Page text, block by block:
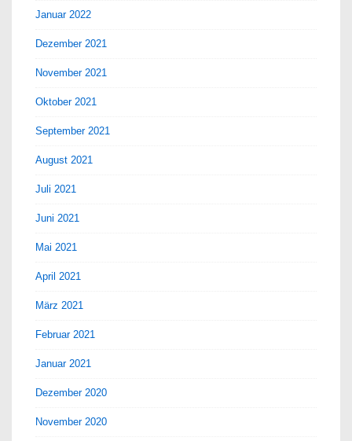
Januar 2022
Dezember 2021
November 2021
Oktober 2021
September 2021
August 2021
Juli 2021
Juni 2021
Mai 2021
April 2021
März 2021
Februar 2021
Januar 2021
Dezember 2020
November 2020